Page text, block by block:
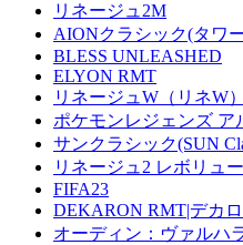
リネージュ2M
AIONクラシック(タワ
BLESS UNLEASHED
ELYON RMT
リネージュW（リネW）
ポケモンレジェンズ ア
サンクラシック(SUN
リネージュ2 レボリュ
FIFA23
DEKARON RMT|デカ
オーディン：ヴァルハ